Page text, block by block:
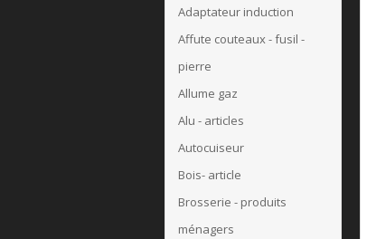
Adaptateur induction
Affute couteaux - fusil -
pierre
Allume gaz
Alu - articles
Autocuiseur
Bois- article
Brosserie - produits
ménagers